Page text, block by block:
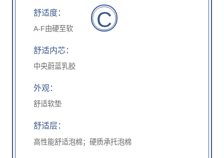
舒适度：
A-F由硬至软 C
舒适内芯：
中央蔚蓝乳胶
外观：
舒适软垫
舒适层：
高性能舒适泡棉；硬质承托泡棉